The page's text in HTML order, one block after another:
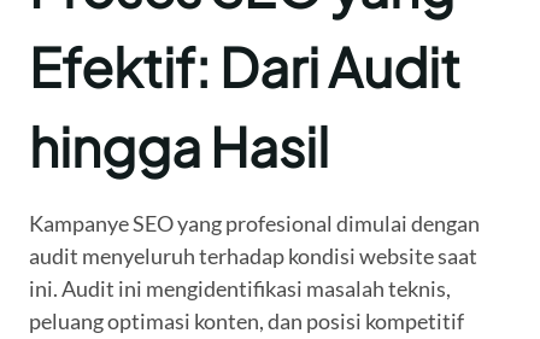
Efektif: Dari Audit
hingga Hasil
Kampanye SEO yang profesional dimulai dengan
audit menyeluruh terhadap kondisi website saat
ini. Audit ini mengidentifikasi masalah teknis,
peluang optimasi konten, dan posisi kompetitif